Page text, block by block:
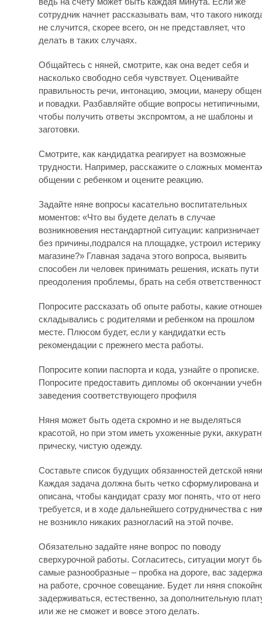
сотрудник начнет рассказывать вам, что такого
не случится, скорее всего, он не представляет, что
делать в таких случаях.
Общайтесь с няней, смотрите, как она ведет себя и
насколько свободно себя чувствует. Оценивайте
правильность речи, интонацию, эмоции, манеру
и повадки. Разбавляйте общие вопросы нетипичными,
чтобы получить ответы экспромтом, а не шаблоны и
заготовки.
Смотрите, как кандидатка реагирует на возможные
трудности. Например, расскажите о сложных
общении с ребенком и оцените реакцию.
Задайте няне вопросы касательно воспитательных
моментов: «Что вы будете делать в случае
возникновения нестандартной ситуации: капризничает
без причины,подрался на площадке, устроил
магазине?» Главная задача этого вопроса, выявить
способен ли человек принимать решения, искать пути
преодоления проблемы, брать на себя
Попросите рассказать об опыте работы, какие
складывались с родителями и ребенком на прошлом
месте. Плюсом будет, если у кандидатки есть
рекомендации с прежнего места работы.
Попросите копии паспорта и кода, узнайте о прописке.
Попросите предоставить дипломы об окончании
заведения соответствующего профиля
Няня может быть одета скромно и не выделяться
красотой, но при этом иметь ухоженные руки,
прическу, чистую одежду.
Составьте список будущих обязанностей детской
Каждая задача должна быть четко сформулирована и
описана, чтобы кандидат сразу мог понять, что от него
требуется, и в ходе дальнейшего сотрудничества с
не возникло никаких разногласий на этой почве.
Обязательно задайте няне вопрос по поводу
сверхурочной работы. Согласитесь, ситуации могут
самые разнообразные – пробка на дороге, вас
на работе, срочное совещание. Будет ли няня
задерживаться, естественно, за дополнительную
или же не сможет и вовсе этого делать.